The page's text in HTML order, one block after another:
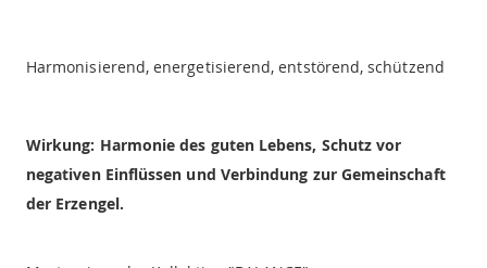
Harmonisierend, energetisierend, entstörend, schützend
Wirkung: Harmonie des guten Lebens, Schutz vor
negativen Einflüssen und Verbindung zur Gemeinschaft
der Erzengel.